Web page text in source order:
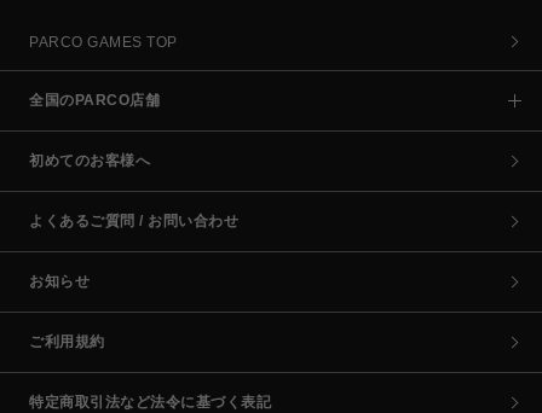
PARCO GAMES TOP
全国のPARCO店舗
初めてのお客様へ
よくあるご質問 / お問い合わせ
お知らせ
ご利用規約
特定商取引法など法令に基づく表記